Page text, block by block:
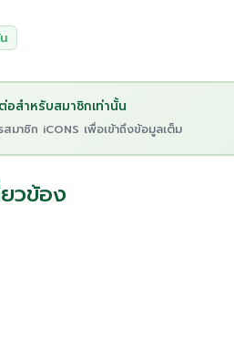
สำหรับสมาชิกเท่านั้น
มาชิก iCONS เพื่อเข้าถึงข้อมูลเต็ม
ยวข้อง